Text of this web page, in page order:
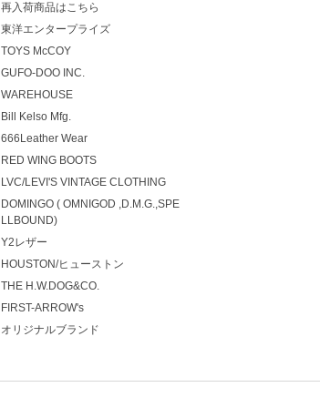
再入荷商品はこちら
東洋エンタープライズ
TOYS McCOY
GUFO-DOO INC.
WAREHOUSE
Bill Kelso Mfg.
666Leather Wear
RED WING BOOTS
LVC/LEVI'S VINTAGE CLOTHING
DOMINGO ( OMNIGOD ,D.M.G.,SPE
LLBOUND)
Y2レザー
HOUSTON/ヒューストン
THE H.W.DOG&CO.
FIRST-ARROW's
オリジナルブランド